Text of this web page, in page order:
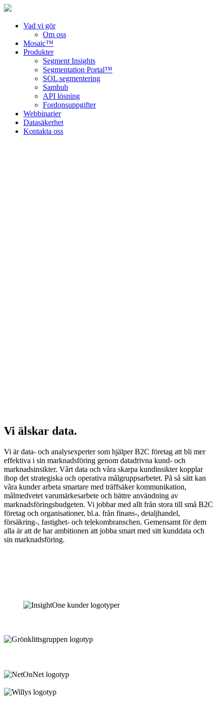
Vad vi gör
Om oss
Mosaic™
Produkter
Segment Insights
Segmentation Portal™
SOL segmentering
Samhub
API lösning
Fordonsuppgifter
Webbinarier
Datasäkerhet
Kontakta oss
Vi älskar data.
Vi är data- och analysexperter som hjälper B2C företag att bli mer
effektiva i sin marknadsföring genom datadrivna kund- och
marknadsinsikter. Vårt data och våra skarpa kundinsikter kopplar
ihop det strategiska och operativa målgruppsarbetet. På så sätt kan
våra kunder arbeta smartare med träffsäker kommunikation,
målmedvetet varumärkesarbete och bättre användning av
marknadsföringsbudgeten. Vi jobbar med allt från stora till små B2C
företag och organisationer, bl.a. från finans-, detaljhandel,
försäkring-, fastighet- och telekombranschen. Gemensamt för dem
alla är att de har ambitionen att jobba smart med sitt kunddata och
sin marknadsföring.